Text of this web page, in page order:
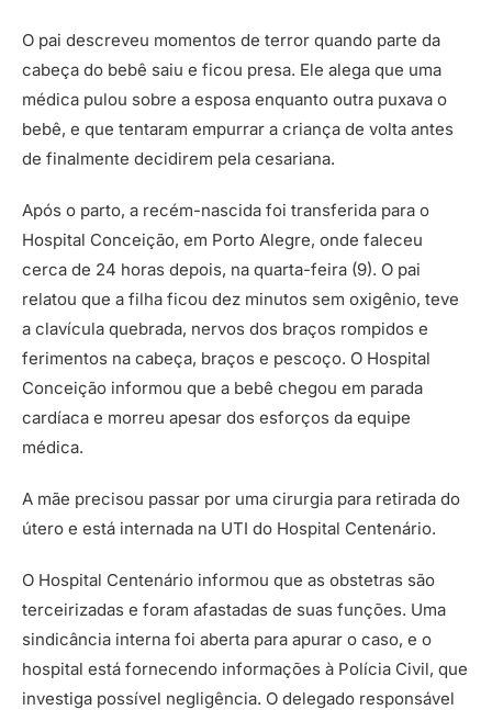
O pai descreveu momentos de terror quando parte da
cabeça do bebê saiu e ficou presa. Ele alega que uma
médica pulou sobre a esposa enquanto outra puxava o
bebê, e que tentaram empurrar a criança de volta antes
de finalmente decidirem pela cesariana.
Após o parto, a recém-nascida foi transferida para o
Hospital Conceição, em Porto Alegre, onde faleceu
cerca de 24 horas depois, na quarta-feira (9). O pai
relatou que a filha ficou dez minutos sem oxigênio, teve
a clavícula quebrada, nervos dos braços rompidos e
ferimentos na cabeça, braços e pescoço. O Hospital
Conceição informou que a bebê chegou em parada
cardíaca e morreu apesar dos esforços da equipe
médica.
A mãe precisou passar por uma cirurgia para retirada do
útero e está internada na UTI do Hospital Centenário.
O Hospital Centenário informou que as obstetras são
terceirizadas e foram afastadas de suas funções. Uma
sindicância interna foi aberta para apurar o caso, e o
hospital está fornecendo informações à Polícia Civil, que
investiga possível negligência. O delegado responsável